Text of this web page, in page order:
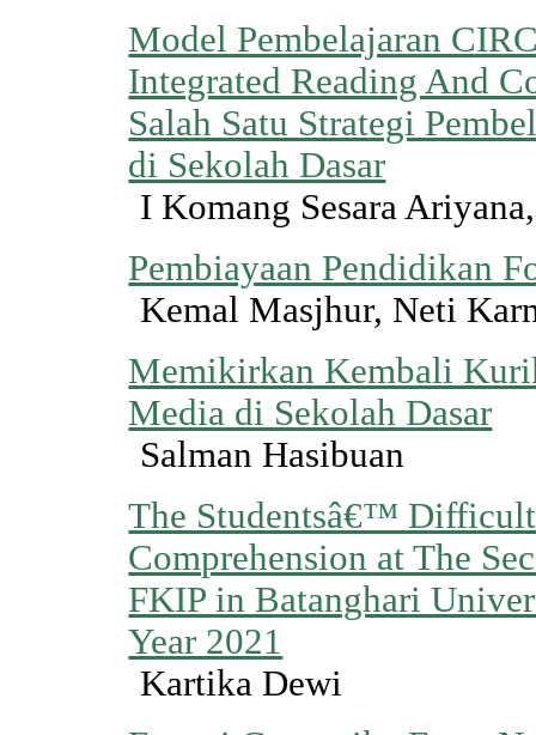
Model Pembelajaran
Integrated Reading And
Salah Satu Strategi
di Sekolah Dasar
I Komang Sesara
Pembiayaan Pendidikan
Kemal Masjhur, Neti
Memikirkan Kembali
Media di Sekolah Dasar
Salman Hasibuan
The Studentsâ€™
Comprehension at The
FKIP in Batanghari
Year 2021
Kartika Dewi